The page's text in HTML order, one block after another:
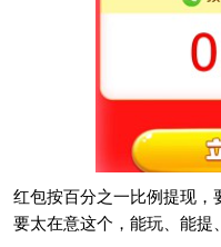
红包按百分之一比例提现，
要太在意这个，能玩、能提